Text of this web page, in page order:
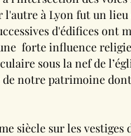
à Lyon fut un lieu
d'édifices ont
forte influence
sous la nef de
de notre patrimoine
siècle sur les vestiges